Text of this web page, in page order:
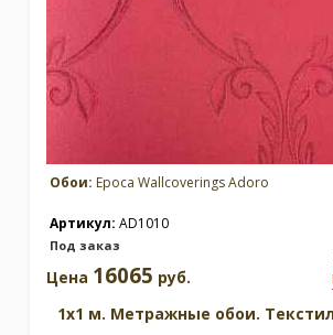
Обои: Epoca Wallcoverings Adoro
Артикул: AD1010
Под заказ
Цена 16065 руб.
1x1 м. Метражные обои.